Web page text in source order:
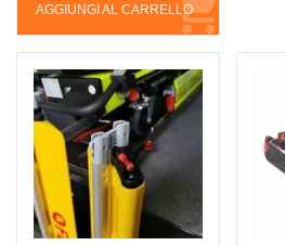
AGGIUNGI AL CARRELLO